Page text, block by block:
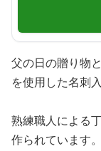
父の日の贈り物
を使用した名刺
熟練職人による
作られています。